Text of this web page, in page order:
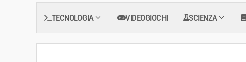
TECNOLOGIA VIDEOGIOCHI SCIENZA